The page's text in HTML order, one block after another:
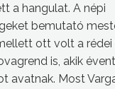
a hangulat. A népi
bemutató
ott volt a rédei
is, akik
avatnak. Most